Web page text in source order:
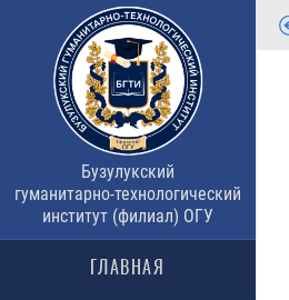
Бузулукский
гуманитарно-технологический
институт (филиал) ОГУ
ГЛАВНАЯ